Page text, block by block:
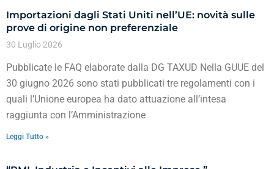
Importazioni dagli Stati Uniti nell’UE: novità sulle
prove di origine non preferenziale
30 Luglio 2026
Pubblicate le FAQ elaborate dalla DG TAXUD Nella GUUE del
30 giugno 2026 sono stati pubblicati tre regolamenti con i
quali l’Unione europea ha dato attuazione all’intesa
raggiunta con l’Amministrazione
Leggi Tutto »